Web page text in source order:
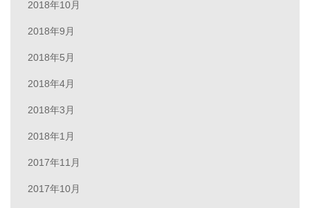
2018年10月
2018年9月
2018年5月
2018年4月
2018年3月
2018年1月
2017年11月
2017年10月